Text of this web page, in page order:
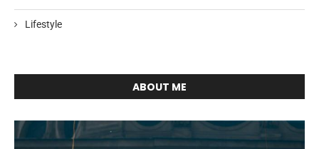
Lifestyle
ABOUT ME